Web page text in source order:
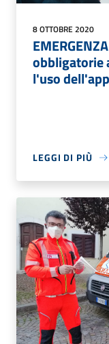
8 OTTOBRE 2020
obbligatorie
l'uso
LEGGI DI PIÙ